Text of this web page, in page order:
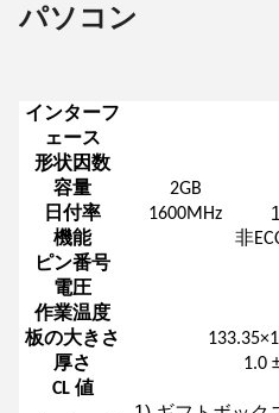
パソコン
インターフ
ェース
形状因数
容量
2GB
日付率 1600MHz
機能
非
ピン番号
電圧
作業温度
板の大きさ
厚さ
1.0
CL 値